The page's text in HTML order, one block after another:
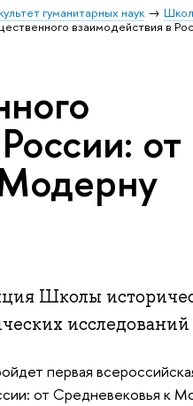
гуманитарных наук
взаимодействия в
от
Школы
исследований
первая
от Средневековья к